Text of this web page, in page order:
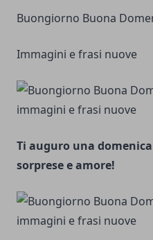
Buongiorno Buona
Immagini e frasi nuove
Ti auguro una
sorprese e amore!